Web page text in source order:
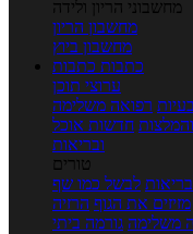
מחשבוני הריון ולידה
מחשבון הריון
מחשבון ביוץ
כתבות כתבות
ערוצי תוכן
רפואה משלימה
חדשות אוכל
ובריאות
טורים
לבשל כמו שף
מזיזים את הגוף הרזיה
משלימה גורמה ביתי